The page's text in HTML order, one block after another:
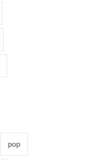
pop